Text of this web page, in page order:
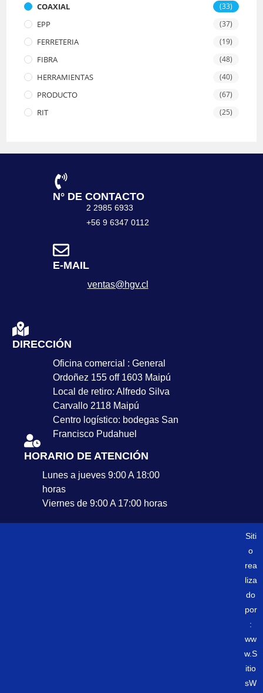
COAXIAL (33)
EPP (37)
FERRETERIA (19)
FIBRA (48)
HERRAMIENTAS (40)
PRODUCTO (67)
RIT (25)
N° DE CONTACTO
2 2985 6933
+56 9 6347 0112
E-MAIL
ventas@hgv.cl
DIRECCIÓN
Oficina comercial : General
Ordoñez 155 off 1603 Maipú
Local de retiro: Alfredo Silva
Carvallo 2118 Maipú
Centro logístico: bodegas San
Francisco Pudahuel
HORARIO DE ATENCIÓN
Lunes a jueves 9:00 A 18:00
horas
Viernes de 9:00 A 17:00 horas
Siti
o
rea
liza
do
por
:
ww
w.S
itio
sW